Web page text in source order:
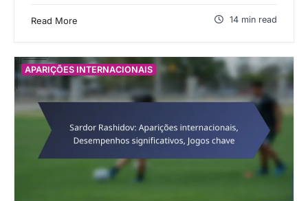
Read More 14 min read
APARIÇÕES INTERNACIONAIS